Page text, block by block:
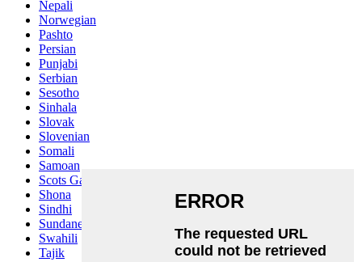
Nepali
Norwegian
Pashto
Persian
Punjabi
Serbian
Sesotho
Sinhala
Slovak
Slovenian
Somali
Samoan
Scots Gaelic
Shona
Sindhi
Sundanese
Swahili
Tajik